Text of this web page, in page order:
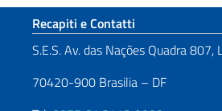
Paginazione
Sezione footer
Recapiti e Contatti
S.E.S. Av. das Nações Quadra 807,
70420-900 Brasilia – DF